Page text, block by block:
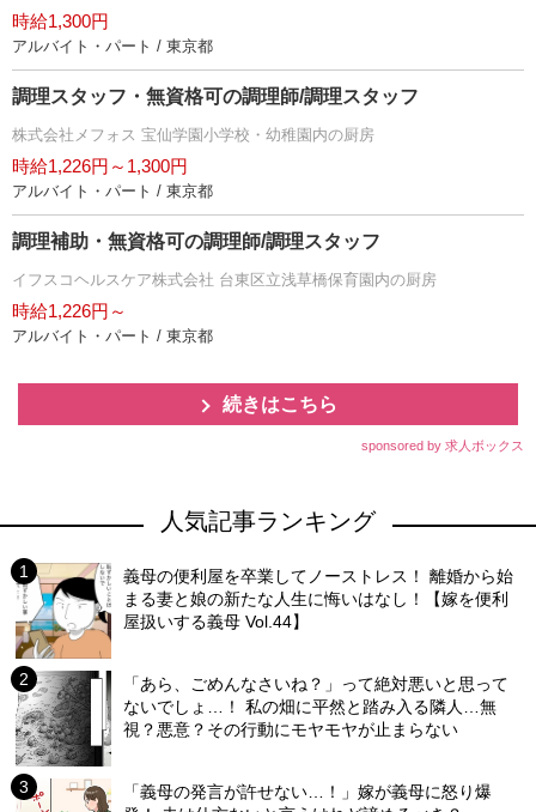
時給1,300円
アルバイト・パート / 東京都
調理スタッフ・無資格可の調理師/調理スタッフ
株式会社メフォス 宝仙学園小学校・幼稚園内の厨房
時給1,226円～1,300円
アルバイト・パート / 東京都
調理補助・無資格可の調理師/調理スタッフ
イフスコヘルスケア株式会社 台東区立浅草橋保育園内の厨房
時給1,226円～
アルバイト・パート / 東京都
続きはこちら
sponsored by 求人ボックス
人気記事ランキング
義母の便利屋を卒業してノーストレス！ 離婚から始
まる妻と娘の新たな人生に悔いはなし！【嫁を便利
屋扱いする義母 Vol.44】
「あら、ごめんなさいね？」って絶対悪いと思って
ないでしょ…！ 私の畑に平然と踏み入る隣人…無
視？悪意？その行動にモヤモヤが止まらない
「義母の発言が許せない…！」嫁が義母に怒り爆